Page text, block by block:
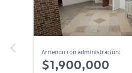
Arriendo con administración:
$1,900,000